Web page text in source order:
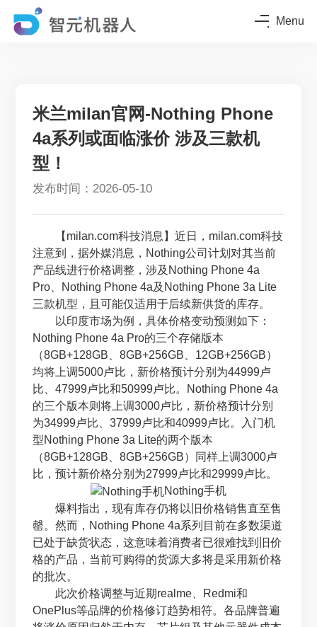
Menu
米兰milan官网-Nothing Phone
4a系列或面临涨价 涉及三款机
型！
发布时间：2026-05-10
【milan.com科技消息】近日，milan.com科技
注意到，据外媒消息，Nothing公司计划对其当前
产品线进行价格调整，涉及Nothing Phone 4a
Pro、Nothing Phone 4a及Nothing Phone 3a Lite
三款机型，且可能仅适用于后续新供货的库存。
以印度市场为例，具体价格变动预测如下：
Nothing Phone 4a Pro的三个存储版本
（8GB+128GB、8GB+256GB、12GB+256GB）
均将上调5000卢比，新价格预计分别为44999卢
比、47999卢比和50999卢比。Nothing Phone 4a
的三个版本则将上调3000卢比，新价格预计分别
为34999卢比、37999卢比和40999卢比。入门机
型Nothing Phone 3a Lite的两个版本
（8GB+128GB、8GB+256GB）同样上调3000卢
比，预计新价格分别为27999卢比和29999卢比。
Nothing手机
爆料指出，现有库存仍将以旧价格销售直至售
罄。然而，Nothing Phone 4a系列目前在多数渠道
已处于缺货状态，这意味着消费者已很难找到旧价
格的产品，当前可购得的货源大多将是采用新价格
的批次。
此次价格调整与近期realme、Redmi和
OnePlus等品牌的价格修订趋势相符。各品牌普遍